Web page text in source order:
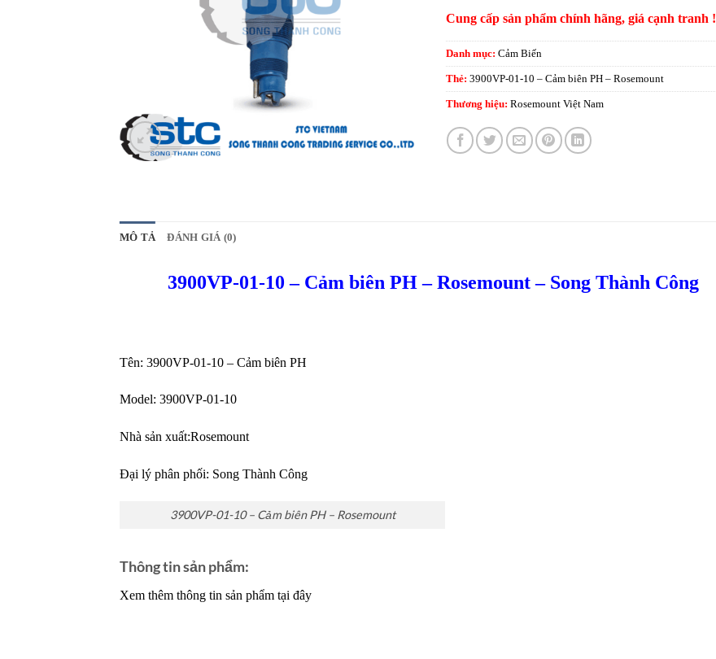
Cung cấp sản phẩm chính hãng, giá cạnh tranh !
Danh mục: Cảm Biến
Thẻ: 3900VP-01-10 – Cảm biên PH – Rosemount
Thương hiệu: Rosemount Việt Nam
MÔ TẢ ĐÁNH GIÁ (0)
3900VP-01-10 – Cảm biên PH – Rosemount – Song Thành Công
Tên: 3900VP-01-10 – Cảm biên PH
Model: 3900VP-01-10
Nhà sản xuất:Rosemount
Đại lý phân phối: Song Thành Công
3900VP-01-10 – Cảm biên PH – Rosemount
Thông tin sản phẩm:
Xem thêm thông tin sản phẩm tại đây